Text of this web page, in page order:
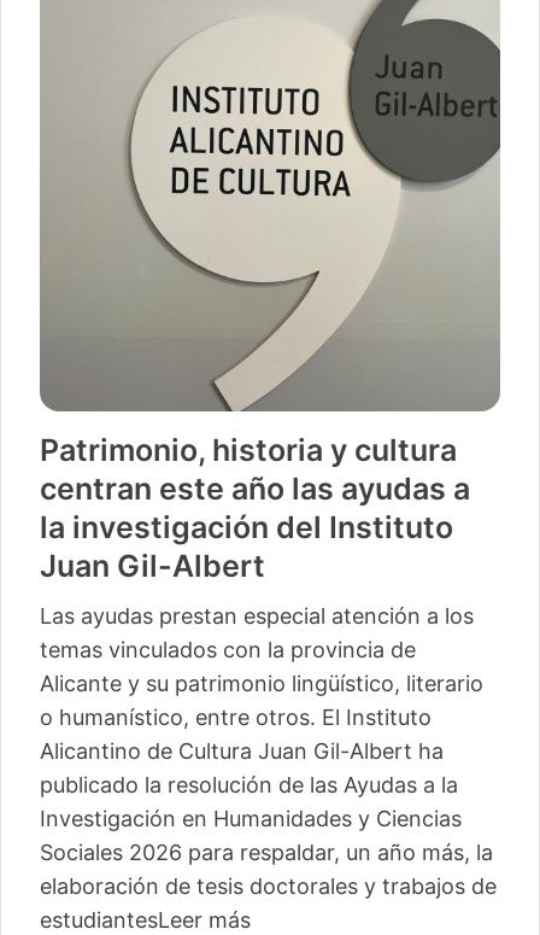
Patrimonio, historia y cultura
centran este año las ayudas a
la investigación del Instituto
Juan Gil-Albert
Las ayudas prestan especial atención a los
temas vinculados con la provincia de
Alicante y su patrimonio lingüístico, literario
o humanístico, entre otros. El Instituto
Alicantino de Cultura Juan Gil-Albert ha
publicado la resolución de las Ayudas a la
Investigación en Humanidades y Ciencias
Sociales 2026 para respaldar, un año más, la
elaboración de tesis doctorales y trabajos de
estudiantesLeer más